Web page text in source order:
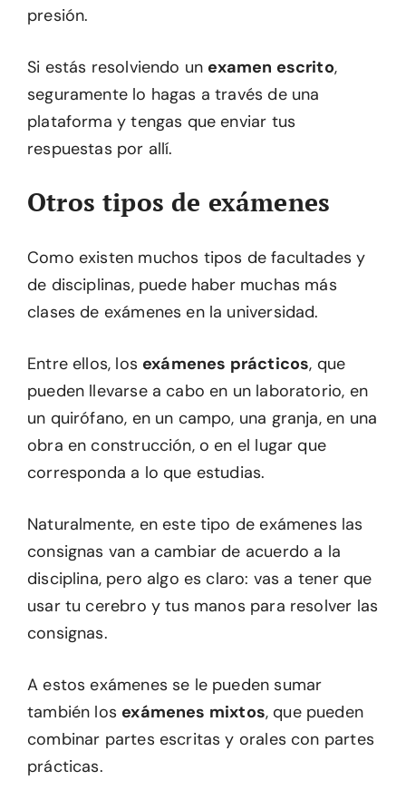
presión.
Si estás resolviendo un examen escrito,
seguramente lo hagas a través de una
plataforma y tengas que enviar tus
respuestas por allí.
Otros tipos de exámenes
Como existen muchos tipos de facultades y
de disciplinas, puede haber muchas más
clases de exámenes en la universidad.
Entre ellos, los exámenes prácticos, que
pueden llevarse a cabo en un laboratorio, en
un quirófano, en un campo, una granja, en una
obra en construcción, o en el lugar que
corresponda a lo que estudias.
Naturalmente, en este tipo de exámenes las
consignas van a cambiar de acuerdo a la
disciplina, pero algo es claro: vas a tener que
usar tu cerebro y tus manos para resolver las
consignas.
A estos exámenes se le pueden sumar
también los exámenes mixtos, que pueden
combinar partes escritas y orales con partes
prácticas.